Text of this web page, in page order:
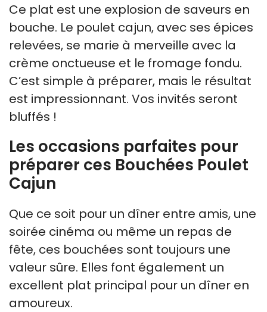
Ce plat est une explosion de saveurs en
bouche. Le poulet cajun, avec ses épices
relevées, se marie à merveille avec la
crème onctueuse et le fromage fondu.
C’est simple à préparer, mais le résultat
est impressionnant. Vos invités seront
bluffés !
Les occasions parfaites pour
préparer ces Bouchées Poulet
Cajun
Que ce soit pour un dîner entre amis, une
soirée cinéma ou même un repas de
fête, ces bouchées sont toujours une
valeur sûre. Elles font également un
excellent plat principal pour un dîner en
amoureux.